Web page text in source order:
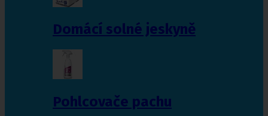
Domácí solné jeskyně
Pohlcovače pachu